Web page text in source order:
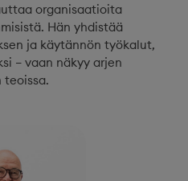
organisaatioita
Hän yhdistää
ja käytännön työkalut,
– vaan näkyy arjen
teoissa.